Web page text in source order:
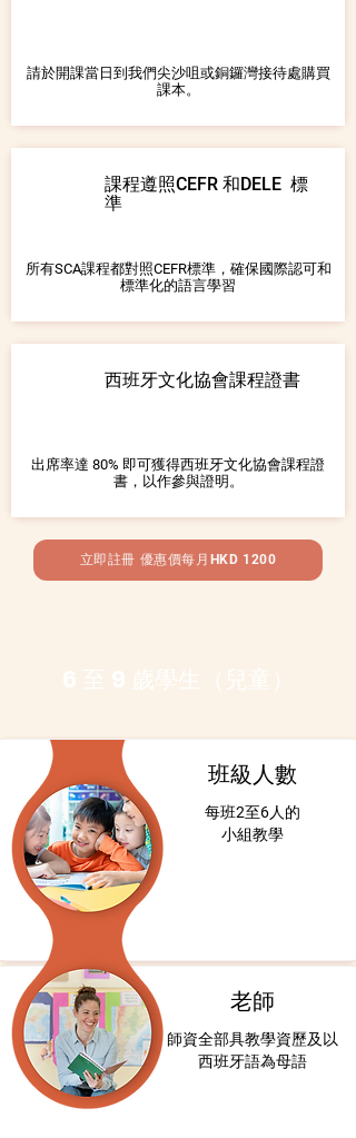
請於開課當日到我們尖沙咀或銅鑼灣接待處購買
課本。
課程遵照CEFR 和DELE 標
準
所有SCA課程都對照CEFR標準，確保國際認可和
標準化的語言學習
西班牙文化協會課程證書
出席率達 80% 即可獲得西班牙文化協會課程證
書，以作參與證明。
立即註冊 優惠價每月HKD 1200
班級人數
每班2至6人的
小組教學
老師
師資全部具教學資歷及以
西班牙語為母語